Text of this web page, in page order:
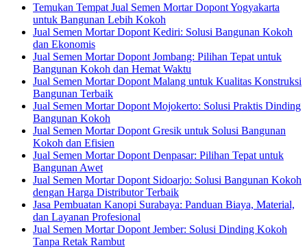
Temukan Tempat Jual Semen Mortar Dopont Yogyakarta
untuk Bangunan Lebih Kokoh
Jual Semen Mortar Dopont Kediri: Solusi Bangunan Kokoh
dan Ekonomis
Jual Semen Mortar Dopont Jombang: Pilihan Tepat untuk
Bangunan Kokoh dan Hemat Waktu
Jual Semen Mortar Dopont Malang untuk Kualitas Konstruksi
Bangunan Terbaik
Jual Semen Mortar Dopont Mojokerto: Solusi Praktis Dinding
Bangunan Kokoh
Jual Semen Mortar Dopont Gresik untuk Solusi Bangunan
Kokoh dan Efisien
Jual Semen Mortar Dopont Denpasar: Pilihan Tepat untuk
Bangunan Awet
Jual Semen Mortar Dopont Sidoarjo: Solusi Bangunan Kokoh
dengan Harga Distributor Terbaik
Jasa Pembuatan Kanopi Surabaya: Panduan Biaya, Material,
dan Layanan Profesional
Jual Semen Mortar Dopont Jember: Solusi Dinding Kokoh
Tanpa Retak Rambut